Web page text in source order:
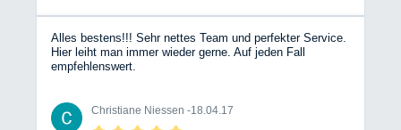
Alles bestens!!! Sehr nettes Team und perfekter Service.
Hier leiht man immer wieder gerne. Auf jeden Fall
empfehlenswert.
Christiane Niessen -18.04.17